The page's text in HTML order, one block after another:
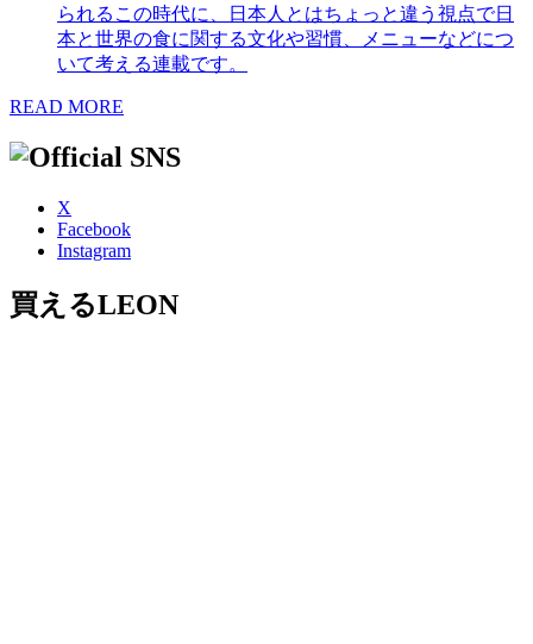
られるこの時代に、日本人とはちょっと違う視点で日
本と世界の食に関する文化や習慣、メニューなどにつ
いて考える連載です。
READ MORE
X
Facebook
Instagram
買えるLEON